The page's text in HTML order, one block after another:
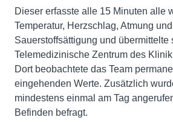
Dieser erfasste alle 15 Minuten alle
Temperatur, Herzschlag, Atmung und
Sauerstoffsättigung und übermittelte
Telemedizinische Zentrum des
Dort beobachtete das Team
eingehenden Werte. Zusätzlich
mindestens einmal am Tag
Befinden befragt.